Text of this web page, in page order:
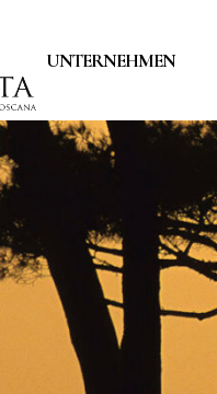
UNTERNEHMEN
WEINGUT
UNSERE WEINBERGE
VERKOSTUNGEN
UNSERE PHILOSOPHIE